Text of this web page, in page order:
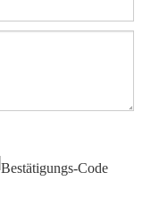
2PC-Gewindekugelhahn Q11F-16P